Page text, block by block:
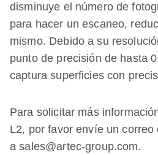
disminuye el número de
para hacer un escaneo,
mismo. Debido a su
punto de precisión de hasta
captura superficies con
Para solicitar más
L2, por favor envíe un correo
a sales@artec-group.com.